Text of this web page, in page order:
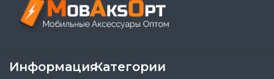
ИнформацияКатегории